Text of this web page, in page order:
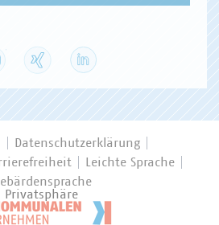
YouTube
Datenschutzerklärung
Leichte Sprache
Privatsphäre